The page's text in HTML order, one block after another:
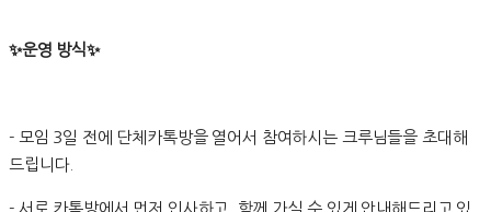
✨운영 방식✨
- 모임 3일 전에 단체카톡방을 열어서 참여하시는 크루님들을 초대해
드립니다.
- 서로 카톡방에서 먼저 인사하고, 함께 가실 수 있게 안내해드리고 있